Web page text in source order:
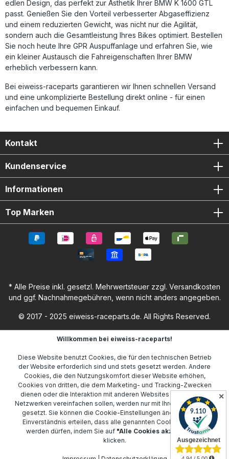
Play-Montage mit fahrzeugspezifischem Zubehör
Entwickelt aus Rennsporterfahrung – Hergestellt in Italien
Lieferumfang: GPR Furore-X Inox Slip-On Auspuff (Dual
homologiert) Removable db-Killer Link Pipes
Fahrzeugspezifische Halterungen Montagezubehör
edlen Design, das perfekt zur Ästhetik Ihrer BMW K 1600 GTL
passt. Genießen Sie den Vorteil verbesserter Abgaseffizienz
und einem reduzierten Gewicht, was nicht nur die Agilität,
sondern auch die Gesamtleistung Ihres Bikes optimiert. Bestellen
Sie noch heute Ihre GPR Auspuffanlage und erfahren Sie, wie
ein kleiner Austausch die Fahreigenschaften Ihrer BMW
erheblich verbessern kann.
Bei eiweiss-raceparts garantieren wir Ihnen schnellen Versand
und eine unkomplizierte Bestellung direkt online - für einen
einfachen und bequemen Einkauf.
Kontakt
Kundenservice
Informationen
Top Marken
* Alle Preise inkl. gesetzl. Mehrwertsteuer zzgl. Versandkosten
und ggf. Nachnahmegebühren, wenn nicht anders angegeben.
© 2017 - 2025 eiweiss-raceparts.de. All Rights Reserved.
Willkommen bei eiweiss-raceparts!
Diese Website benutzt Cookies, die für den technischen Betrieb
der Website erforderlich sind und stets gesetzt werden. Andere
Cookies, die den Nutzungskomfort dieser Website erhöhen,
Cookies von dritten, die dem Marketing- und Tracking-Zwecken
dienen oder die Interaktion mit anderen Websites und sozialen
Netzwerken vereinfachen sollen, werden nur mit Ihrer Zustimmung
gesetzt. Sie können die Cookie-Einstellungen ändern oder Ihr
Einverständnis erteilen, dass alle genannten Cookies gesetzt
werden dürfen, indem Sie auf "Alle Cookies akzeptieren"
klicken.
✕